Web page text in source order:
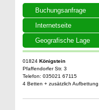
Buchungsanfrage
Internetseite
Geografische Lage
01824 Königstein
Pfaffendorfer Str. 3
Telefon: 035021 67115
4 Betten + zusätzlich Aufbettung